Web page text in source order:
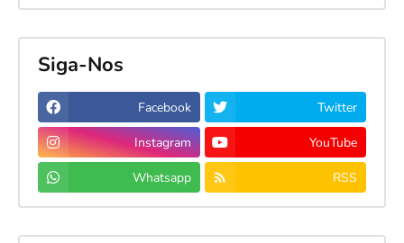
Siga-Nos
Facebook Twitter
Instagram YouTube
Whatsapp RSS